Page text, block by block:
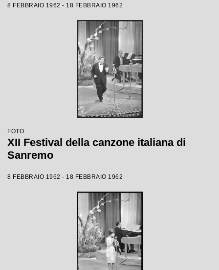
8 FEBBRAIO 1962 - 18 FEBBRAIO 1962
FOTO
XII Festival della canzone italiana di
Sanremo
8 FEBBRAIO 1962 - 18 FEBBRAIO 1962